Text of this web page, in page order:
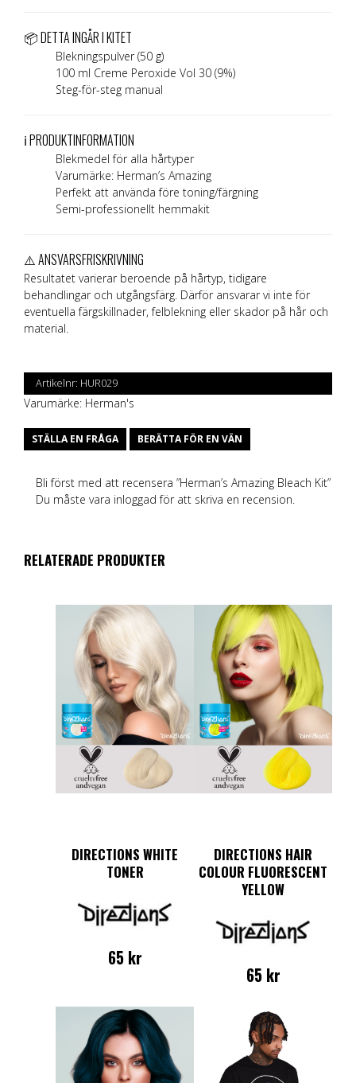
📦 DETTA INGÅR I KITET
Blekningspulver (50 g)
100 ml Creme Peroxide Vol 30 (9%)
Steg-för-steg manual
ℹ️ PRODUKTINFORMATION
Blekmedel för alla hårtyper
Varumärke: Herman’s Amazing
Perfekt att använda före toning/färgning
Semi-professionellt hemmakit
⚠️ ANSVARSFRISKRIVNING
Resultatet varierar beroende på hårtyp, tidigare
behandlingar och utgångsfärg. Därför ansvarar vi inte för
eventuella färgskillnader, felblekning eller skador på hår och
material.
Artikelnr: HUR029
Varumärke: Herman's
STÄLLA EN FRÅGA BERÄTTA FÖR EN VÄN
Bli först med att recensera ”Herman’s Amazing Bleach Kit”
Du måste vara inloggad för att skriva en recension.
RELATERADE PRODUKTER
DIRECTIONS WHITE
TONER
65 kr
DIRECTIONS HAIR
COLOUR FLUORESCENT
YELLOW
65 kr